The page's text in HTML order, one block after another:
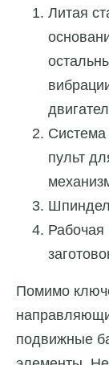
Литая
Система
пульт
Рабочая
Помимо
подвижные